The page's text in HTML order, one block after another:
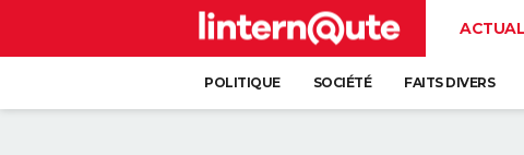
POLITIQUE SOCIÉTÉ FAITS DIVERS